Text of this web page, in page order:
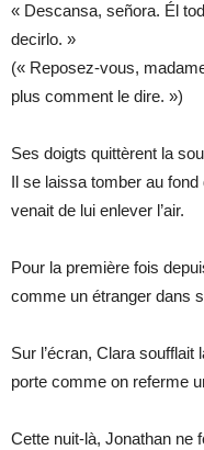
« Descansa, señora. Él
decirlo. »
(« Reposez-vous,
plus comment le dire. »)
Ses doigts quittèrent la
Il se laissa tomber au fond
venait de lui enlever l’air.
Pour la première fois
comme un étranger dans
Sur l’écran, Clara
porte comme on referme
Cette nuit-là, Jonathan ne